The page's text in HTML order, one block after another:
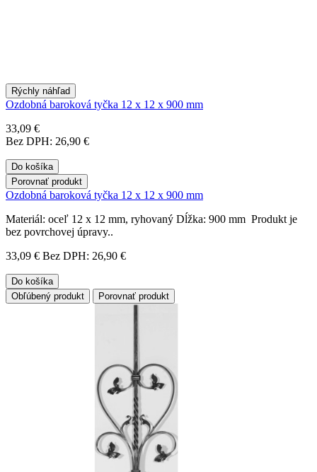
Rýchly náhľad
Ozdobná baroková tyčka 12 x 12 x 900 mm
33,09 €
Bez DPH: 26,90 €
Do košíka
Porovnať produkt
Ozdobná baroková tyčka 12 x 12 x 900 mm
Materiál: oceľ 12 x 12 mm, ryhovaný Dĺžka: 900 mm Produkt je
bez povrchovej úpravy..
33,09 € Bez DPH: 26,90 €
Do košíka
Obľúbený produkt
Porovnať produkt